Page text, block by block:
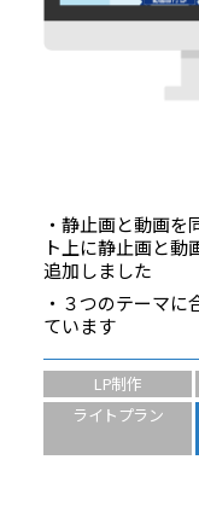
・静止画と動画
ト上に静止画と動
追加しました
・３つのテーマ
ています
LP制作
ライトプラン